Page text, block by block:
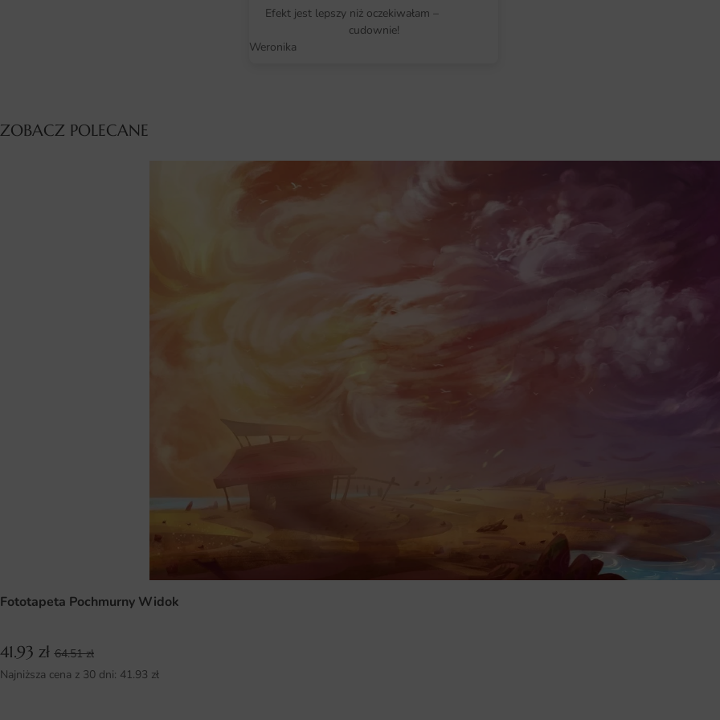
Efekt jest lepszy niż oczekiwałam –
cudownie!
Weronika
ZOBACZ POLECANE
Fototapeta Pochmurny Widok
41.93 zł 64.51zł
Najniższa cena z 30 dni: 41.93 zł